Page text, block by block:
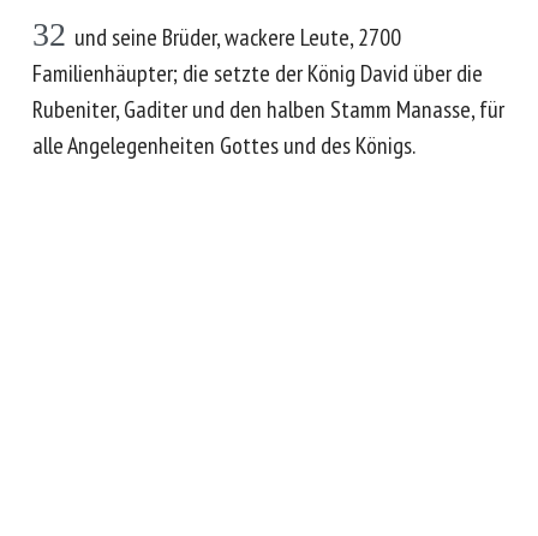
32 und seine Brüder, wackere Leute, 2700
Familienhäupter; die setzte der König David über die
Rubeniter, Gaditer und den halben Stamm Manasse, für
alle Angelegenheiten Gottes und des Königs.